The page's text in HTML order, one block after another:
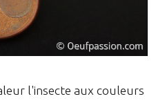
l'insecte aux couleurs